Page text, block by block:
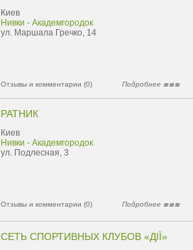
Киев
Нивки - Академгородок
ул. Маршала Гречко, 14
Отзывы и комментарии (0) Подробнее
РАТНИК
Киев
Нивки - Академгородок
ул. Подлесная, 3
Отзывы и комментарии (0) Подробнее
СЕТЬ СПОРТИВНЫХ КЛУБОВ «ДІЇ»